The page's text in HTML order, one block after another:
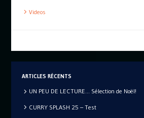
Videos
ARTICLES RÉCENTS
UN PEU DE LECTURE… Sélection de Noël!
CURRY SPLASH 25 – Test